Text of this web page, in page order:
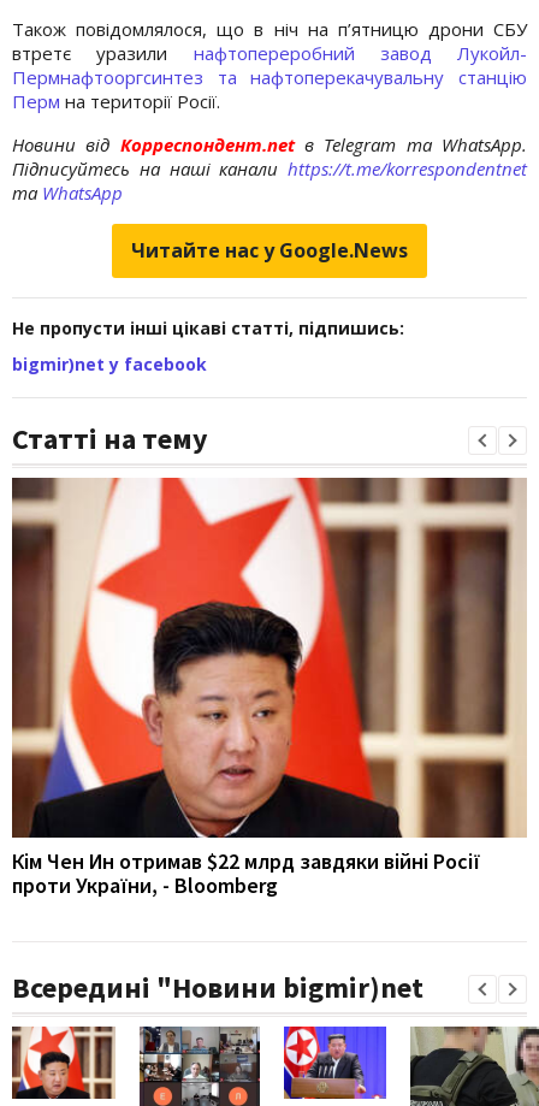
Також повідомлялося, що в ніч на п’ятницю дрони СБУ
втретє уразили нафтопереробний завод Лукойл-
Пермнафтооргсинтез та нафтоперекачувальну станцію
Перм на території Росії.
Новини від Корреспондент.netв Telegram та WhatsApp.
Підписуйтесь на наші канали https://t.me/korrespondentnet
та WhatsApp
Читайте нас у Google.News
Не пропусти інші цікаві статті, підпишись:
bigmir)net у facebook
Статті на тему
Кім Чен Ин отримав $22 млрд завдяки війні Росії
проти України, - Bloomberg
Всередині "Новини bigmir)net